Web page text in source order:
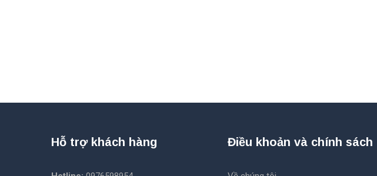
Hỗ trợ khách hàng Điều khoản và chính sách